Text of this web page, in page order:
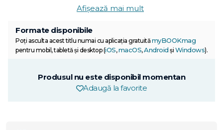
Afișează mai mult
Formate disponibile
Poți asculta acest titlu numai cu aplicația gratuitămyBOOKmag
pentru mobil, tabletă și desktop (iOS,macOS,Android și Windows).
Produsul nu este disponibil momentan
Adaugă la favorite